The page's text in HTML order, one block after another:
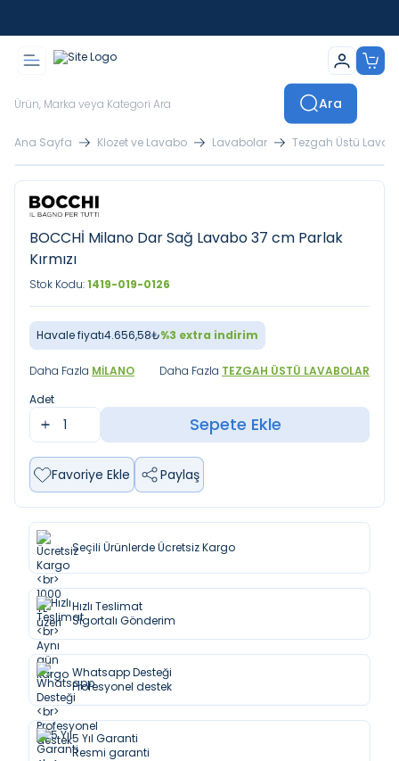
Ara
Ana Sayfa Klozet ve Lavabo Lavabolar Tezgah Üstü
BOCCHİ Milano Dar Sağ Lavabo 37 cm Parlak
Kırmızı
Stok Kodu:1419-019-0126
Havale fiyatı4.656,58₺%3 extra indirim
Daha Fazla MILANO Daha Fazla TEZGAH ÜSTÜ LAVABOLAR
Adet
Sepete Ekle
Favoriye Ekle Paylaş
Seçili Ürünlerde Ücretsiz Kargo
Hızlı Teslimat
Sigortalı Gönderim
Whatsapp Desteği
Profesyonel destek
5 Yıl Garanti
Resmi garanti